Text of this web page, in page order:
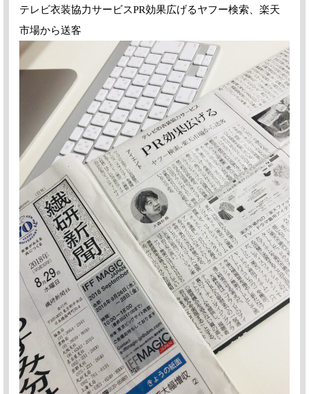
テレビ衣装協力サービスPR効果広げるヤフー検索、楽天
市場から送客